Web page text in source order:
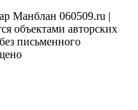
Манблан 060509.ru |
объектами авторских
письменного